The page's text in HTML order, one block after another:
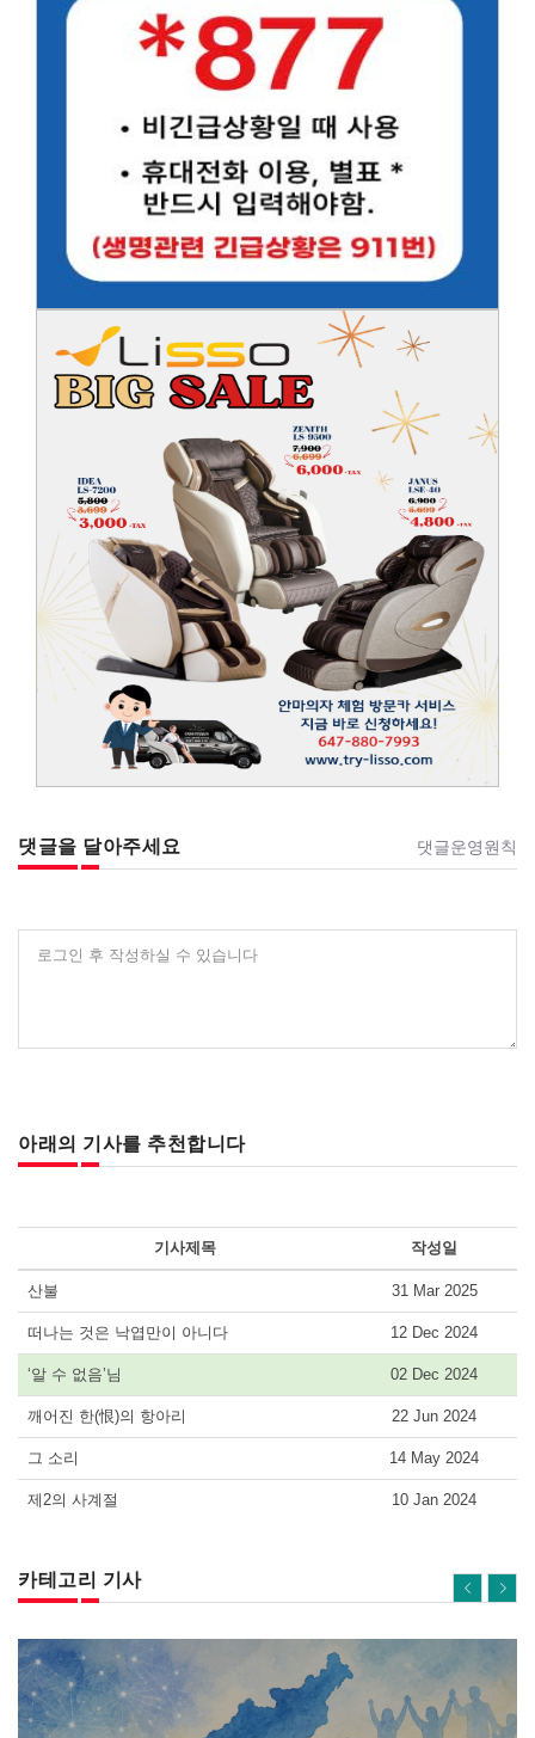
댓글을 달아주세요 댓글운영원칙
로그인 후 작성하실 수 있습니다
아래의 기사를 추천합니다
기사제목 작성일
산불 31 Mar 2025
떠나는 것은 낙엽만이 아니다 12 Dec 2024
‘알 수 없음’님 02 Dec 2024
깨어진 한(恨)의 항아리 22 Jun 2024
그 소리 14 May 2024
제2의 사계절 10 Jan 2024
카테고리 기사